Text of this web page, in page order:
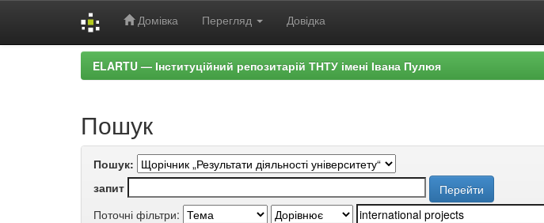
Домівка Перегляд Довідка
ELARTU — Інституційний репозитарій ТНТУ імені Івана Пулюя
Пошук
Пошук:
запит
Поточні фільтри: